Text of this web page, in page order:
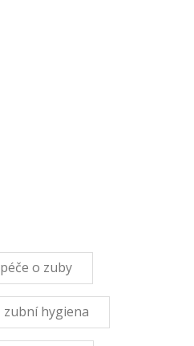
péče o zuby
zubní hygiena